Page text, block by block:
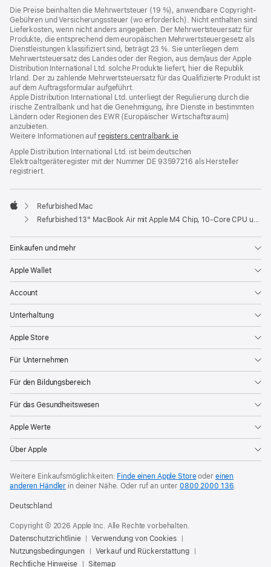
Die Preise beinhalten die Mehrwertsteuer (19 %), anwendbare Copyright-
Gebühren und Versicherungssteuer (wo erforderlich). Nicht enthalten sind
Lieferkosten, wenn nicht anders angegeben. Der Mehrwertsteuersatz für
Produkte, die entsprechend dem europäischen Mehrwertsteuergesetz als
Dienstleistungen klassifiziert sind, beträgt 23 %. Sie unterliegen dem
Mehrwertsteuersatz des Landes oder der Region, aus dem/aus der Apple
Distribution International Ltd. solche Produkte liefert, hier die Republik
Irland. Der zu zahlende Mehrwertsteuersatz für das Qualifizierte Produkt ist
auf dem Auftragsformular aufgeführt.
Apple Distribution International Ltd. unterliegt der Regulierung durch die
irische Zentralbank und hat die Genehmigung, ihre Dienste in bestimmten
Ländern oder Regionen des EWR (Europäischer Wirtschaftsraum)
anzubieten.
Weitere Informationen auf registers.centralbank.ie
Apple Distribution International Ltd. ist beim deutschen
Elektroaltgeräteregister mit der Nummer DE 93597216 als Hersteller
registriert.
Apple
Refurbished Mac
Refurbished 13" MacBook Air mit Apple M4 Chip, 10‑Core CPU und 8‑Core GPU - Mitternacht
Einkaufen und mehr
Apple Wallet
Account
Unterhaltung
Apple Store
Für Unternehmen
Für den Bildungsbereich
Für das Gesundheitswesen
Apple Werte
Über Apple
Weitere Einkaufsmöglichkeiten: Finde einen Apple Storeoder einen
anderen Händler in deiner Nähe. Oder ruf an unter0800 2000 136
Deutschland
Copyright © 2026 Apple Inc. Alle Rechte vorbehalten.
Datenschutzrichtlinie
Verwendung von Cookies
Nutzungsbedingungen
Verkauf und Rückerstattung
Rechtliche Hinweise
Sitemap